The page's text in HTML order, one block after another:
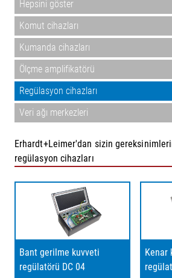
Hepsini göster
Komut cihazları
Kumanda cihazları
Ölçme amplifikatörü
Regülasyon cihazları
Veri ağı merkezleri
Erhardt+Leimer'dan sizin
regülasyon cihazları
Bant gerilme kuvveti
regülatörü DC 04
Kenar